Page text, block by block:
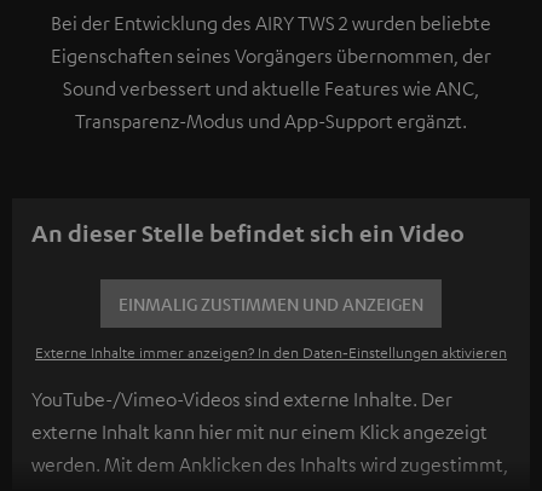
Bei der Entwicklung des AIRY TWS 2 wurden beliebte
Eigenschaften seines Vorgängers übernommen, der
Sound verbessert und aktuelle Features wie ANC,
Transparenz-Modus und App-Support ergänzt.
An dieser Stelle befindet sich ein Video
EINMALIG ZUSTIMMEN UND ANZEIGEN
Externe Inhalte immer anzeigen? In den Daten‑Einstellungen aktivieren
YouTube-/Vimeo-Videos sind externe Inhalte. Der
externe Inhalt kann hier mit nur einem Klick angezeigt
werden. Mit dem Anklicken des Inhalts wird zugestimmt,